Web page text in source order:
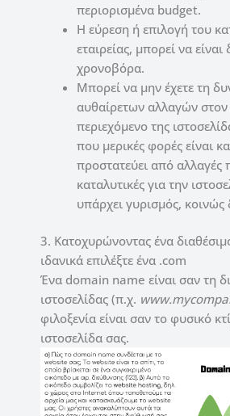
περιορισμένα budget.
Η εύρεση ή επιλογή του
εταιρείας, μπορεί να
χρονοβόρα.
Μπορεί να μην έχετε τη
αυθαίρετων αλλαγών στον
περιεχόμενο της
που μερικές φορές είναι
προστατεύει από αλλαγές
καταλυτικές για την
υπάρχει γυρισμός, κοινώς
3. Κατοχυρώνοντας ένα
ιδανικά επιλέξτε ένα .com
Ένα domain name είναι σαν τη
ιστοσελίδας (π.χ.
φιλοξενία είναι σαν το φυσικό
ιστοσελίδα σας.